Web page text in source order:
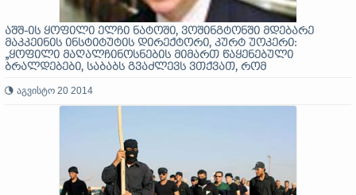
აშშ-ის ყოფილი ელჩი ნატოში, ვოშინგტონში მდებარე
მაკკეინის ინსტიტუტის დირექტორი, კურტ უოკერი:
„ყოფილი მაღალჩინოსნების მიმართ წაყენებული
ბრალდებები, საბაბს გვაძლევს ვთქვათ, რომ
აგვისტო 20 2014